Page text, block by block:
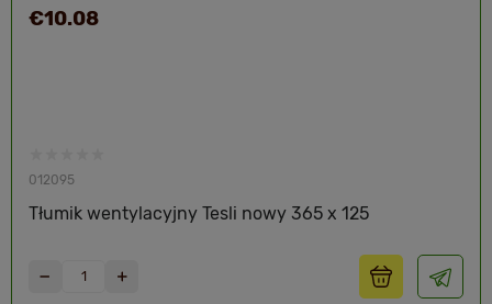
012095
Tłumik wentylacyjny Tesli nowy 365 x 125
€10.08